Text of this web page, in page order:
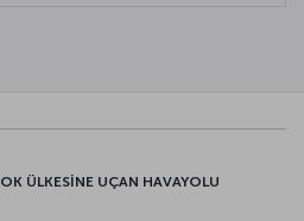
ÜLKESİNE UÇAN HAVAYOLU